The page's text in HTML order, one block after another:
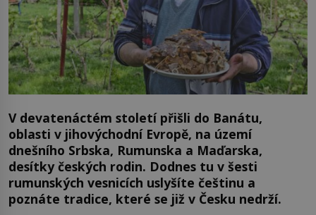
V devatenáctém století přišli do Banátu,
oblasti v jihovýchodní Evropě, na území
dnešního Srbska, Rumunska a Maďarska,
desítky českých rodin. Dodnes tu v šesti
rumunských vesnicích uslyšíte češtinu a
poznáte tradice, které se již v Česku nedrží.